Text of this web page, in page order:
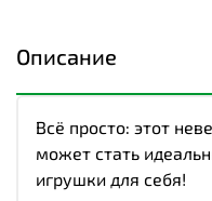
Описание
Всё просто: этот
может стать
игрушки для себя!